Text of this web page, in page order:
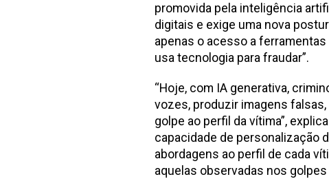
promovida pela inteligência
digitais e exige uma nova
apenas o acesso a
usa tecnologia para fraudar”.
“Hoje, com IA generativa,
vozes, produzir imagens
golpe ao perfil da vítima”,
capacidade de personalização
abordagens ao perfil de cada
aquelas observadas nos golpes